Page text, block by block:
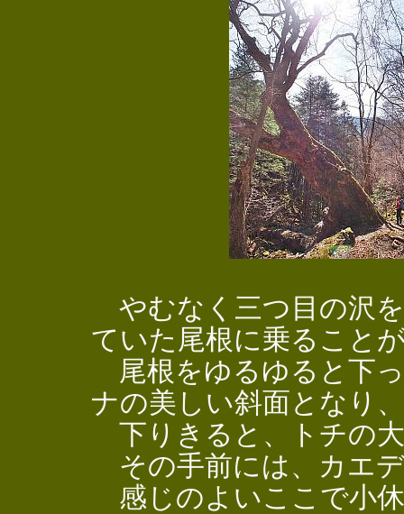
やむなく三つ目の沢
ていた尾根に乗ること
尾根をゆるゆると下
ナの美しい斜面となり
下りきると、トチの
その手前には、カエ
感じのよいここで小